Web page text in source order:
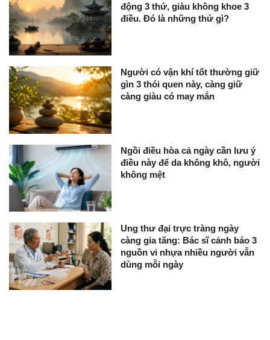
động 3 thứ, giàu không khoe 3
điều. Đó là những thứ gì?
Người có vận khí tốt thường giữ
gìn 3 thói quen này, càng giữ
càng giàu có may mắn
Ngồi điều hòa cả ngày cần lưu ý
điều này để da không khô, người
không mệt
Ung thư đại trực tràng ngày
càng gia tăng: Bác sĩ cảnh báo 3
nguồn vi nhựa nhiều người vẫn
dùng mỗi ngày